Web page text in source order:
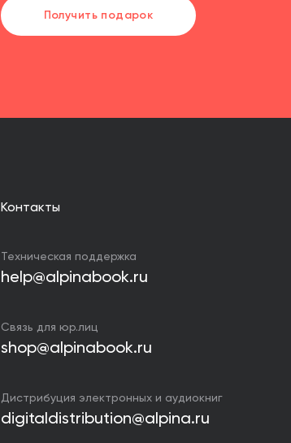
Получить подарок
Контакты
Техническая поддержка
help@alpinabook.ru
Связь для юр.лиц
shop@alpinabook.ru
Дистрибуция электронных и аудиокниг
digitaldistribution@alpina.ru